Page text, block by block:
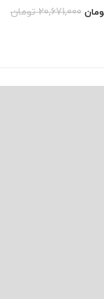
20,671,000 تومان